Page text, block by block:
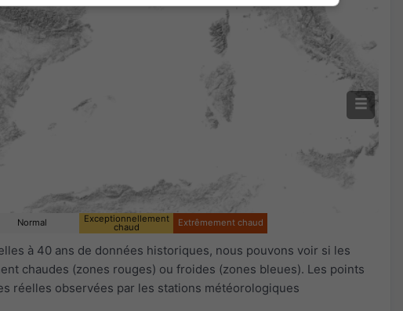
Normal Exceptionnellement
chaud Extrêmement chaud
à 40 ans de données historiques, nous pouvons voir si les
chaudes (zones rouges) ou froides (zones bleues). Les points
réelles observées par les stations météorologiques